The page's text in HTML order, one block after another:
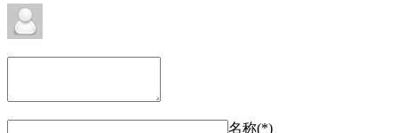
名称(*)